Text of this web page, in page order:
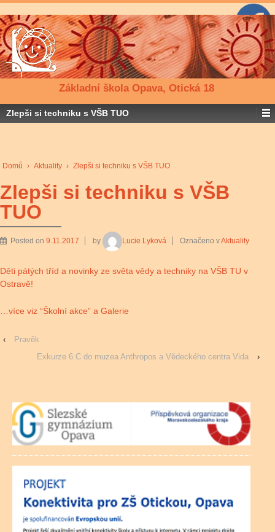
Základní škola Opava, Otická 18
Zlepši si techniku s VŠB TUO
Domů › Aktuality › Zlepši si techniku s VŠB TUO
Zlepši si techniku s VŠB
TUO
Posted on 9.11.2017 by Lucie Lyková Označeno vAktuality
Děti pátých tříd a novinky ze světa vědy a techniky na VŠB TU v
Ostravě!
…více viz “Školní akce” a Galerie
‹
Pravěk
Exkurze 6.C do muzea Anthropos a Vědeckého centra Vida
›